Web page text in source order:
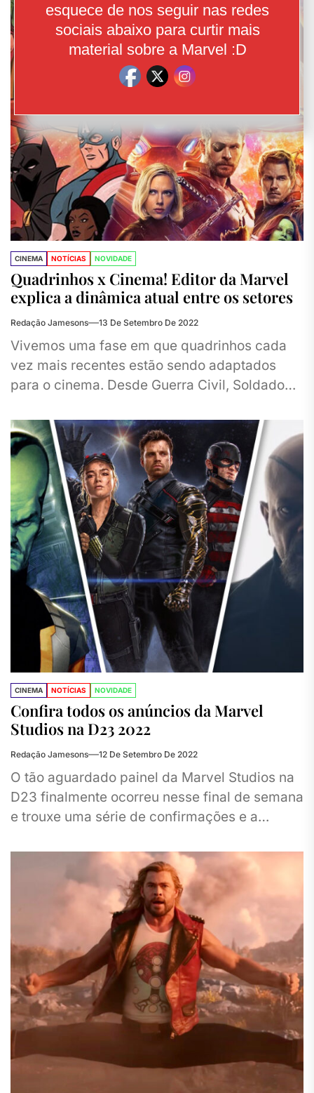
CINEMA NOTÍCIAS NOVIDADE
Quadrinhos x Cinema! Editor da Marvel
explica a dinâmica atual entre os setores
Redação Jamesons 13 De Setembro De 2022
Vivemos uma fase em que quadrinhos cada
vez mais recentes estão sendo adaptados
para o cinema. Desde Guerra Civil, Soldado
CINEMA NOTÍCIAS NOVIDADE
Confira todos os anúncios da Marvel
Studios na D23 2022
Redação Jamesons 12 De Setembro De 2022
O tão aguardado painel da Marvel Studios na
D23 finalmente ocorreu nesse final de semana
e trouxe uma série de confirmações e a
esquece de nos seguir nas redes
sociais abaixo para curtir mais
material sobre a Marvel :D